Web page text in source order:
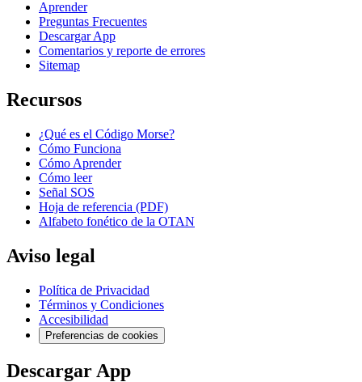
Aprender
Preguntas Frecuentes
Descargar App
Comentarios y reporte de errores
Sitemap
Recursos
¿Qué es el Código Morse?
Cómo Funciona
Cómo Aprender
Cómo leer
Señal SOS
Hoja de referencia (PDF)
Alfabeto fonético de la OTAN
Aviso legal
Política de Privacidad
Términos y Condiciones
Accesibilidad
Preferencias de cookies
Descargar App